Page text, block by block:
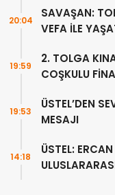
SAVAŞAN:
VEFA İLE
20:04
2. TOLGA
COŞKULU
19:59
ÜSTEL’DEN
MESAJI
19:53
ÜSTEL:
14:18